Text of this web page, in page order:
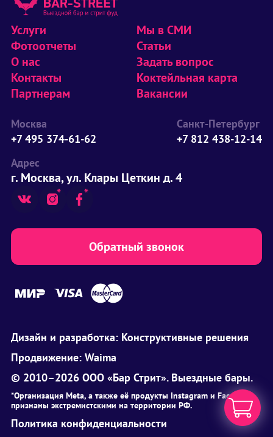
Услуги
Фотоотчеты
О нас
Контакты
Партнерам
Мы в СМИ
Статьи
Задать вопрос
Коктейльная карта
Вакансии
Москва
+7 495 374-61-62
Санкт-Петербург
+7 812 438-12-14
Адрес
г. Москва, ул. Клары Цеткин д. 4
Обратный звонок
Дизайн и разработка: Конструктивные решения
Продвижение: Waima
© 2010–2026 ООО «Бар Стрит». Выездные бары.
*Организация Meta, а также её продукты Instagram и Facebook
признаны экстремистскими на территории РФ.
Политика конфиденциальности